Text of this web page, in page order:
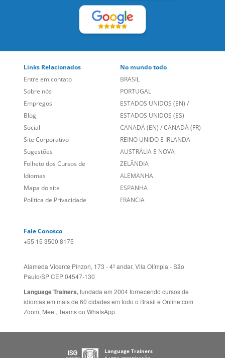
Entre em contato
Sobre nós
Empregos
Blog
Social
Site Corporativo
Sugestões
Folheto dos Cursos de
Idiomas
Mapa do site
Política de Privacidade
BRASIL
PORTUGAL
ESTADOS UNIDOS (EN)
ESTADOS UNIDOS (ES)
CANADÁ (EN)/CANADÁ (FR)
REINO UNIDO E IRLANDA
AUSTRÁLIA E NOVA
ZELÂNDIA
ALEMANHA
ESPANHA
FRANCIA
+55 15 3500 8175
Paulo/SP CEP 04547-130
Language Trainers,fundada em 2004 fornecendo cursos de
idiomas em mais de 60 cidades em todo o Brasil e Online com
Zoom, Meet, Teams ou WhatsApp.